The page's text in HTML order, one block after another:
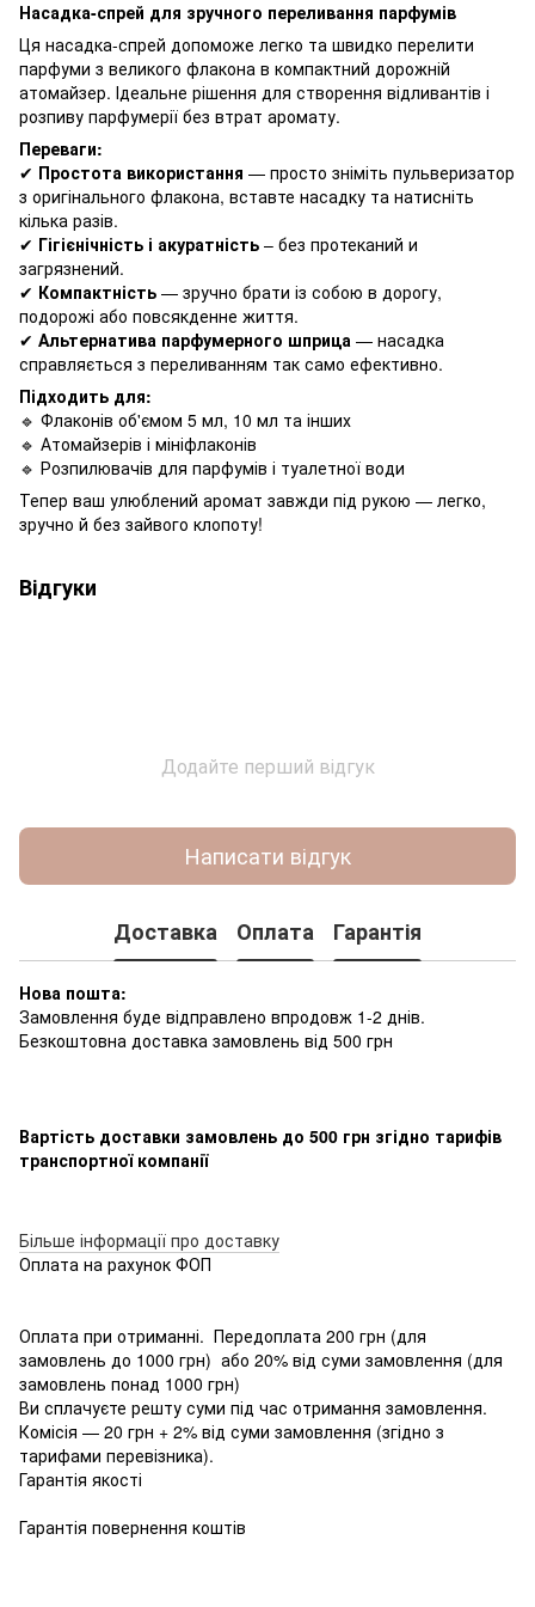
Насадка-спрей для зручного переливання парфумів
Ця насадка-спрей допоможе легко та швидко перелити
парфуми з великого флакона в компактний дорожній
атомайзер. Ідеальне рішення для створення відливантів і
розпиву парфумерії без втрат аромату.
Переваги:
✔ Простота використання — просто зніміть пульверизатор
з оригінального флакона, вставте насадку та натисніть
кілька разів.
✔ Гігієнічність і акуратність – без протеканий и
загрязнений.
✔ Компактність — зручно брати із собою в дорогу,
подорожі або повсякденне життя.
✔ Альтернатива парфумерного шприца — насадка
справляється з переливанням так само ефективно.
Підходить для:
🔹 Флаконів об'ємом 5 мл, 10 мл та інших
🔹 Атомайзерів і мініфлаконів
🔹 Розпилювачів для парфумів і туалетної води
Тепер ваш улюблений аромат завжди під рукою — легко,
зручно й без зайвого клопоту!
Відгуки
Додайте перший відгук
Написати відгук
Доставка Оплата Гарантія
Нова пошта:
Замовлення буде відправлено впродовж 1-2 днів.
Безкоштовна доставка замовлень від 500 грн
Вартість доставки замовлень до 500 грн згідно тарифів
транспортної компанії
Більше інформації про доставку
Оплата на рахунок ФОП
Оплата при отриманні. Передоплата 200 грн (для
замовлень до 1000 грн) або 20% від суми замовлення (для
замовлень понад 1000 грн)
Ви сплачуєте решту суми під час отримання замовлення.
Комісія — 20 грн + 2% від суми замовлення (згідно з
тарифами перевізника).
Гарантія якості
Гарантія повернення коштів